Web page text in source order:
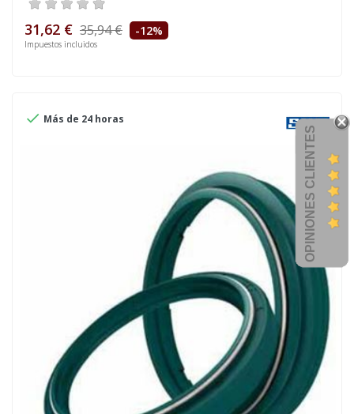
31,62 € 35,94 € -12%
Impuestos incluidos
 Más de 24 horas
OPINIONES CLIENTES